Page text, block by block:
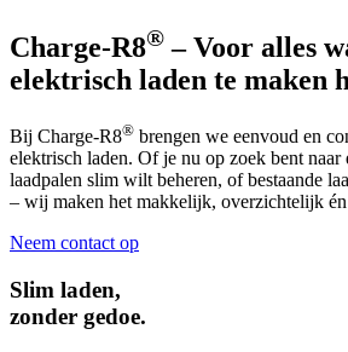
Charge-R8® – Voor alles
elektrisch laden te maken
Bij Charge-R8® brengen we eenvoud en
elektrisch laden. Of je nu op zoek bent naar
laadpalen slim wilt beheren, of bestaande
– wij maken het makkelijk, overzichtelijk
Neem contact op
Slim laden,
zonder gedoe.